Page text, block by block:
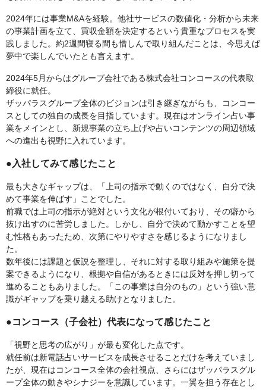
2024年には事業M&Aを経験。他社サービスの数値化・分析から未来
の事業計画を立て、買収金額を決定するという貴重なプロセスを実
践しました。約2週間寝る間も惜しんで取り組んだことは、今思えば
夢中で楽しんでいたとも言えます。
2024年5月からはグループ会社である株式会社コンコースの代表取
締役に就任。
ザッパラスグループ全体のビジョンは引き継ぎながらも、コンコー
スとしての独自の成長を目指しています。現在はオンライン占い事
業をメインとし、新規事業の立ち上げや占いコンテンツの周辺領域
への進出も視野に入れています。
●入社してみて感じたこと
最も大きなギャップは、「上司の指示で動くのではなく、自分で決
めて事業を伸ばす」ことでした。
前職では上司の指示が絶対という文化が根付いており、その癖から
抜け出すのに苦労しました。しかし、自分で決めて動かすことを望
む性格もあったため、次第にやりやすさを感じるようになりまし
た。
数年後には課題と仮説を整理し、それに対する取り組みや施策を提
案できるようになり、根拠や自信があるときには反対を押し切って
進めることもありました。「この事業は自分のもの」という強い意
識がギャップを乗り越える助けとなりました。
●コンコース（子会社）代表になって感じたこと
「視野と思考の広がり」が最も変化した点です。
就任前は新電話占いサービスを成長させることだけを考えていまし
たが、現在はコンコース全体の会社視点、さらにはザッパラスグル
ープ全体の動きやシナジーを意識しています。一翼を担う存在とし